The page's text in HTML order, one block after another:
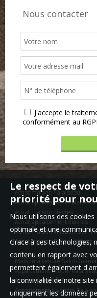
Nous contacter
J'accepte le
conformément au
Achat maison Palaiseau
Achat appartement Palaiseau
Achat maison Bièvres
Achat appartement Bièvres
Achat maison Villebon-sur-
Achat maison Gif-sur-Yvette
Maison à vendre Saint-
Appartement à louer
Maison à vendre Palaiseau
Appartement à vendre
Le respect de
priorité pour
Nous utilisons des
optimale et une
Grace à ces technologies,
contenu en rapport avec
permettent également
la convivialité de notre
uniquement les données